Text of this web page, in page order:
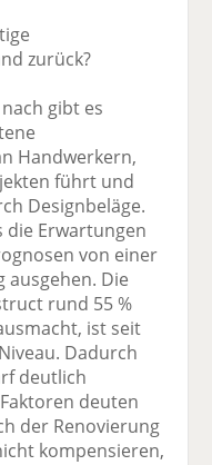
zurück?
gibt es
Handwerkern,
führt und
Designbeläge.
die Erwartungen
von einer
ausgehen. Die
rund 55 %
ist seit
Dadurch
deutlich
deuten
der Renovierung
kompensieren,